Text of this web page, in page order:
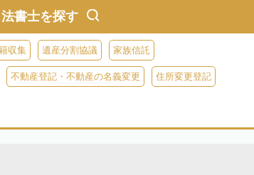
書士を探す
収集 遺産分割協議 家族信託
不動産登記・不動産の名義変更 住所変更登記